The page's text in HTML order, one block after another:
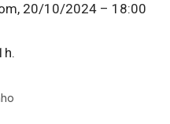
20/10/2024 – 18:00